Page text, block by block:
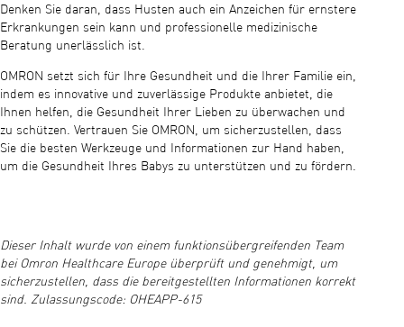
Denken Sie daran, dass Husten auch ein Anzeichen für ernstere
Erkrankungen sein kann und professionelle medizinische
Beratung unerlässlich ist.
OMRON setzt sich für Ihre Gesundheit und die Ihrer Familie ein,
indem es innovative und zuverlässige Produkte anbietet, die
Ihnen helfen, die Gesundheit Ihrer Lieben zu überwachen und
zu schützen. Vertrauen Sie OMRON, um sicherzustellen, dass
Sie die besten Werkzeuge und Informationen zur Hand haben,
um die Gesundheit Ihres Babys zu unterstützen und zu fördern.
Dieser Inhalt wurde von einem funktionsübergreifenden Team
bei Omron Healthcare Europe überprüft und genehmigt, um
sicherzustellen, dass die bereitgestellten Informationen korrekt
sind. Zulassungscode: OHEAPP-615